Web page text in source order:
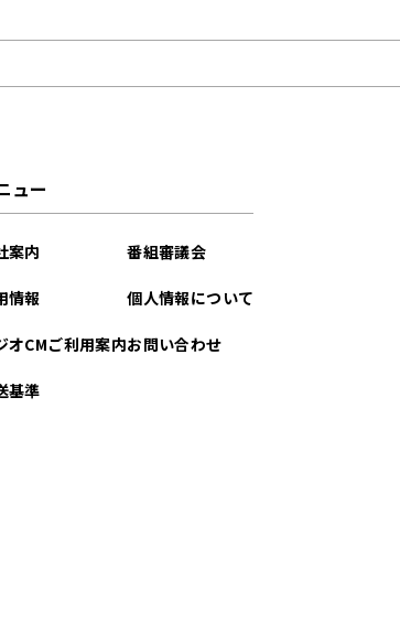
2024年07月
2024年06月
ュー
案内
情報
オCMご利用案内
基準
番組審議会
個人情報について
お問い合わせ